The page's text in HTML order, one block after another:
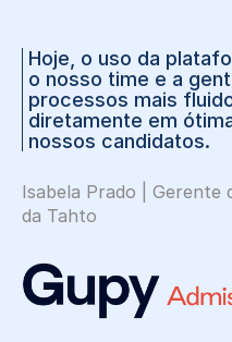
Hoje, o uso da
o nosso time e a
processos mais
diretamente em
nossos candidatos.
Isabela Prado | Gerente
da Tahto